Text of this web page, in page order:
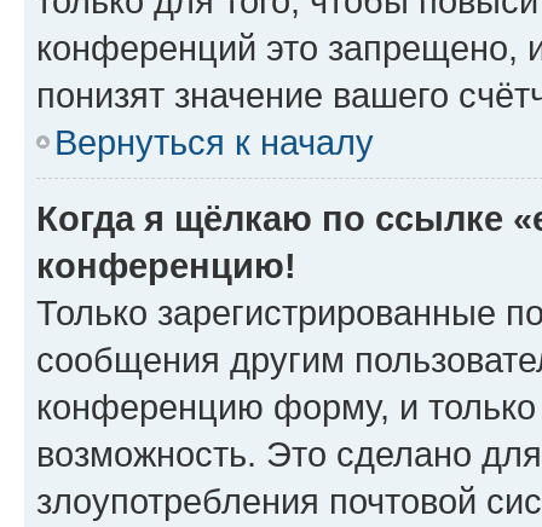
конференций это запрещено,
понизят значение вашего
Вернуться к началу
Когда я щёлкаю по ссылке
конференцию!
Только зарегистрированные
сообщения другим
конференцию форму, и
возможность. Это сделано
злоупотребления почтовой